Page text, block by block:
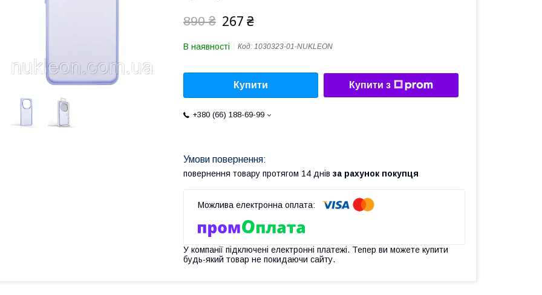
890 ₴ 267 ₴
В наявності Код: 1030323-01-NUKLEON
Купити Купити з
+380 (66) 188-69-99
повернення товару протягом 14 днів за рахунок покупця
У компанії підключені електронні платежі. Тепер ви можете купити
будь-який товар не покидаючи сайту.